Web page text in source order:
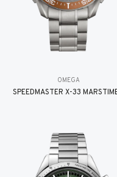
OMEGA
SPEEDMASTER X-33